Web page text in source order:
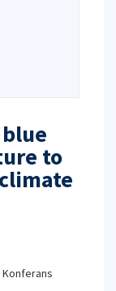
to
Konferans